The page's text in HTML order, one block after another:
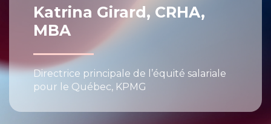
Katrina Girard, CRHA,
MBA
Directrice principale de l’équité salariale
pour le Québec, KPMG